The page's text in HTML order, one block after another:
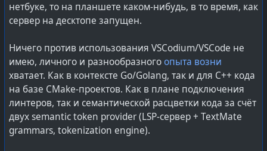
нетбуке, то на планшете каком-нибудь, в то время, как
сервер на десктопе запущен.
Ничего против использования VSCodium/VSCode не
имею, личного и разнообразногоопыта возни
хватает. Как в контексте Go/Golang, так и для C++ кода
на базе CMake-проектов. Как в плане подключения
линтеров, так и семантической расцветки кода за счёт
двух semantic token provider (LSP-сервер + TextMate
grammars, tokenization engine).